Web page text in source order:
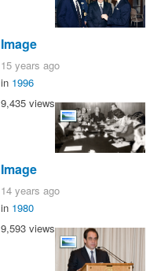
Image
15 years ago
in 1996
9,435 views
Image
14 years ago
in 1980
9,593 views